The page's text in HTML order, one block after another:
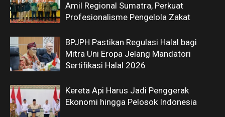
Amil Regional Sumatra, Perkuat
Profesionalisme Pengelola Zakat
BPJPH Pastikan Regulasi Halal bagi
Mitra Uni Eropa Jelang Mandatori
Sertifikasi Halal 2026
Kereta Api Harus Jadi Penggerak
Ekonomi hingga Pelosok Indonesia